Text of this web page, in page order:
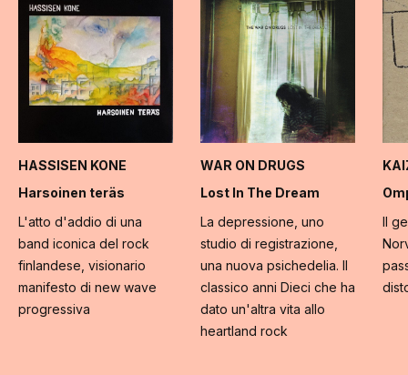
HASSISEN KONE
Harsoinen teräs
L'atto d'addio di una
band iconica del rock
finlandese, visionario
manifesto di new wave
progressiva
WAR ON DRUGS
Lost In The Dream
La depressione, uno
studio di registrazione,
una nuova psichedelia. Il
classico anni Dieci che ha
dato un'altra vita allo
heartland rock
Il